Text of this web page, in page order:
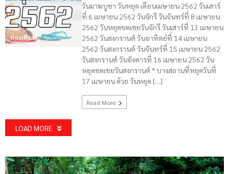
ท่องเที่ยว
วันมาฆบูชา วันหยุด เดือนเมษายน 2562 วันเสาร์
ที่ 6 เมษายน 2562 วันจักรี วันจันทร์ที่ 8 เมษายน
2562 วันหยุดชดเชยวันจักรี วันเสาร์ที่ 13 เมษายน
2562 วันสงกรานต์ วันอาทิตย์ที่ 14 เมษายน
2562 วันสงกรานต์ วันจันทร์ที่ 15 เมษายน 2562
วันสงกรานต์ วันอังคารที่ 16 เมษายน 2562 วัน
หยุดชดเชยวันสงกรานต์ * บางสถานที่หยุดวันที่
17 เมษายน ด้วย วันหยุด […]
Read More
LOAD MORE